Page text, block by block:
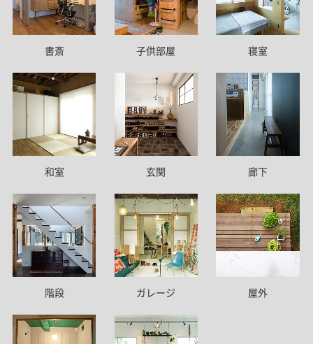
書斎 子供部屋 寝室
和室 玄関 廊下
階段 ガレージ 屋外